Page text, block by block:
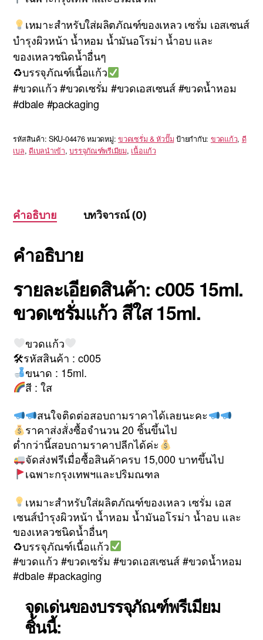
เหมาะสำหรับใส่ผลิตภัณฑ์ของเหลว เซรั่ม เอสเซนส์
บำรุงผิวหน้า น้ำหอม น้ำมันอโรม่า น้ำอบ และ
ของเหลวชนิดน้ำอื่นๆ
♻บรรจุภัณฑ์เนื้อแก้ว
#ขวดแก้ว #ขวดเซรั่ม #ขวดเอสเซนส์ #ขวดน้ำหอม
#dbale #packaging
รหัสสินค้า: SKU-04476 หมวดหมู่:ขวดเซรั่ม & หัวปั๊ม ป้ายกำกับ: ขวดแก้ว, ดี
เบล,ดีเบลนำเข้า,บรรจุภัณฑ์พรีเมียม, เนื้อแก้ว
คำอธิบาย บทวิจารณ์ (0)
คำอธิบาย
รายละเอียดสินค้า: c005 15ml.
ขวดเซรั่มแก้ว สีใส 15ml.
ขวดแก้ว
🛠รหัสสินค้า : c005
ขนาด : 15ml.
สี : ใส
สนใจติดต่อสอบถามราคาได้เลยนะคะ
ราคาส่งสั่งซื้อจำนวน 20 ชิ้นขึ้นไป
ต่ำกว่านี้สอบถามราคาปลีกได้ค่ะ
จัดส่งฟรีเมื่อซื้อสินค้าครบ 15,000 บาทขึ้นไป
เฉพาะกรุงเทพฯและปริมณฑล
เหมาะสำหรับใส่ผลิตภัณฑ์ของเหลว เซรั่ม เอส
เซนส์บำรุงผิวหน้า น้ำหอม น้ำมันอโรม่า น้ำอบ และ
ของเหลวชนิดน้ำอื่นๆ
♻บรรจุภัณฑ์เนื้อแก้ว
#ขวดแก้ว #ขวดเซรั่ม #ขวดเอสเซนส์ #ขวดน้ำหอม
#dbale #packaging
จุดเด่นของบรรจุภัณฑ์พรีเมียม
ชิ้นนี้: